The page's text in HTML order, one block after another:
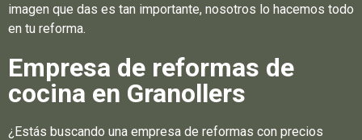
imagen que das es tan importante, nosotros lo hacemos todo
en tu reforma.
Empresa de reformas de
cocina en Granollers
¿Estás buscando una empresa de reformas con precios